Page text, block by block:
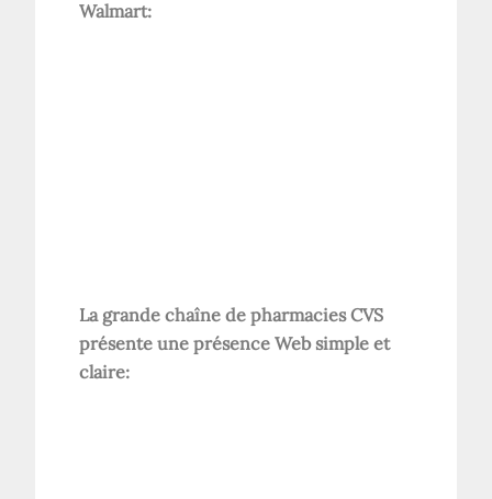
Walmart:
La grande chaîne de pharmacies CVS
présente une présence Web simple et
claire: